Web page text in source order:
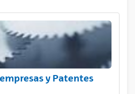
y Patentes